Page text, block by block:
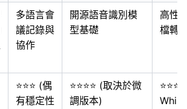
多語言會
議記錄與
協作
開源語音識別模
型基礎
高性
檔轉
⭐⭐⭐ (偶
有穩定性
⭐⭐⭐⭐ (取決於微
調版本)